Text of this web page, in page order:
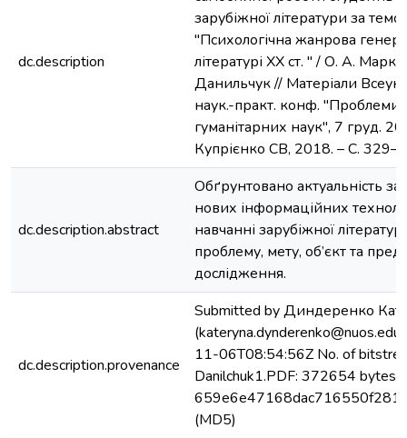
dc.description
зарубіжної літератури за
"Психологічна жанрова
літературі XX ст. " / О. А.
Данильчук // Матеріали
наук.-практ. конф. "Проблеми
гуманітарних наук", 7 груд.
Купрієнко СВ, 2018. – С.
dc.description.abstract
Обґрунтовано актуальність
нових інформаційних
навчанні зарубіжної
проблему, мету, об’єкт та
дослідження.
dc.description.provenance
Submitted by Диндеренко
11-06T08:54:56Z No. of
Danilchuk1.PDF: 372654 bytes,
(MD5)